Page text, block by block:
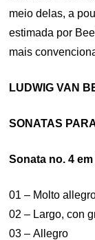
meio delas, a
estimada por
mais
LUDWIG VAN
SONATAS
Sonata no. 4
01 – Molto
02 – Largo, con
03 – Allegro